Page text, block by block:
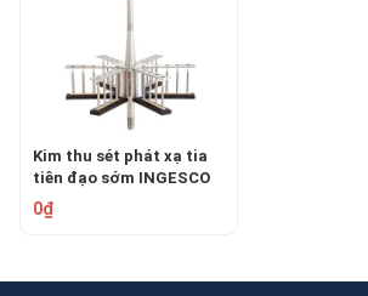
Kim thu sét phát xạ tia
tiên đạo sớm INGESCO
PDC 6.4
0₫